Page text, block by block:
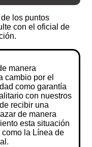
los puntos
con el oficial de
manera
cambio por el
como garantía
con nuestros
recibir una
de manera
esta situación
la Línea de